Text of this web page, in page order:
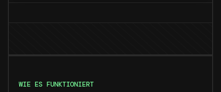
WIE ES FUNKTIONIERT